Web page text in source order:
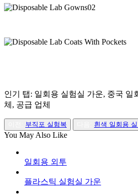
인기 탭: 일회용 실험실 가운, 중국 일
체, 공급 업체
부직포 실험복 흰색 일회용
You May Also Like
일회용 외투
플라스틱 실험실 가운